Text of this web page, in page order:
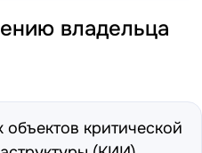
владельца
критической